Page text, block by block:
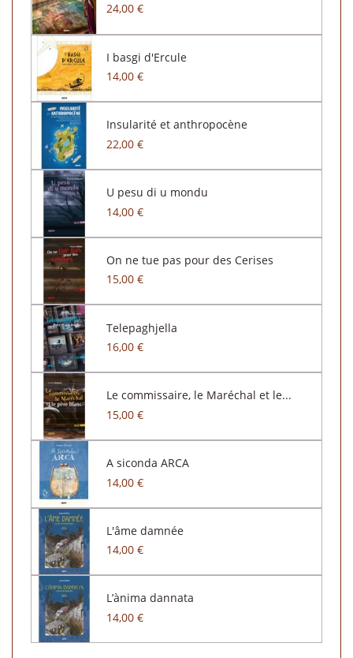
24,00 €
I basgi d'Ercule
14,00 €
Insularité et anthropocène
22,00 €
U pesu di u mondu
14,00 €
On ne tue pas pour des Cerises
15,00 €
Telepaghjella
16,00 €
Le commissaire, le Maréchal et le...
15,00 €
A siconda ARCA
14,00 €
L'âme damnée
14,00 €
L’ànima dannata
14,00 €